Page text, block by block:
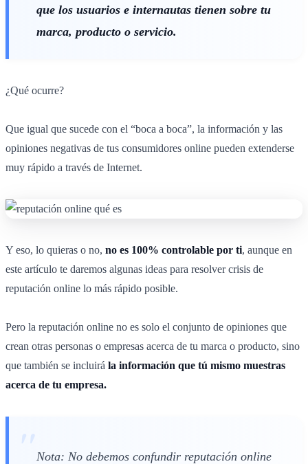
que los usuarios e internautas tienen sobre tu
marca, producto o servicio.
¿Qué ocurre?
Que igual que sucede con el “boca a boca”, la información y las
opiniones negativas de tus consumidores online pueden extenderse
muy rápido a través de Internet.
Y eso, lo quieras o no, no es 100% controlable por ti, aunque en
este artículo te daremos algunas ideas para resolver crisis de
reputación online lo más rápido posible.
Pero la reputación online no es solo el conjunto de opiniones que
crean otras personas o empresas acerca de tu marca o producto, sino
que también se incluirá la información que tú mismo muestras
acerca de tu empresa.
Nota: No debemos confundir reputación online